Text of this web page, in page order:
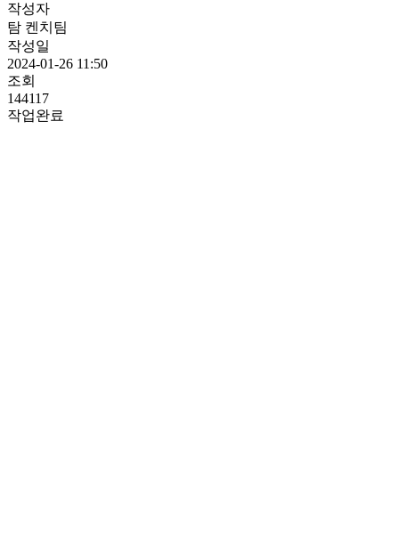
작성자
탐 켄치팀
작성일
2024-01-26 11:50
조회
144117
작업완료